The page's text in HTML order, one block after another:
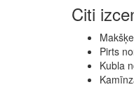
Citi
Pirts
Kubla